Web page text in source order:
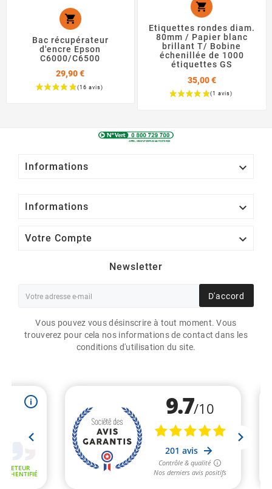

Bac récupérateur
d'encre Epson
C6000/C6500
29,90 €
Prix

Etiquettes rondes diam.
80mm / Papier blanc
brillant T/ Bobine
échenillée de 1000
étiquettes GS
35,00 €
Prix
Informations 
Informations 
Votre Compte 
Newsletter
D'accord
Vous pouvez vous désinscrire à tout moment. Vous
trouverez pour cela nos informations de contact dans les
conditions d'utilisation du site.